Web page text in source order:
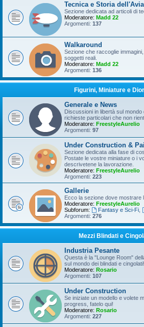
Tecnica e Storia
Sezione dedicata ad articoli di
Moderatore: Madd 22
Argomenti: 137
Walkaround
Sezione che raccoglie
soggetti reali.
Moderatore: Madd 22
Argomenti: 136
Figurini, Miniature e
Generale e News
Discussioni in libertà sul mondo
richieste particolari che non
Moderatore: FreestyleAurelio
Argomenti: 97
Under Construction &
Sezione dedicata alla fase di
Postate le vostre miniature o i
descrivetene la lavorazione.
Moderatore: FreestyleAurelio
Argomenti: 223
Gallerie
Ecco la sezione dove mostrare
Moderatore: FreestyleAurelio
Subforum:
Fantasy e Sci-Fi,
Argomenti: 276
Mezzi Blindati e
Industria Pesante
Questa è la "Lounge Room"
sul mondo dei blindati e cingolati!
Moderatore: Rosario
Argomenti: 107
Under Construction
Se iniziate un modello e volete
progress, fatelo qui!
Moderatore: Rosario
Argomenti: 227